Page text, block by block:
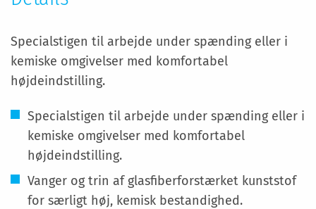
Specialstigen til arbejde under spænding eller i
kemiske omgivelser med komfortabel
højdeindstilling.
Specialstigen til arbejde under spænding eller i
kemiske omgivelser med komfortabel
højdeindstilling.
Vanger og trin af glasfiberforstærket kunststof
for særligt høj, kemisk bestandighed.